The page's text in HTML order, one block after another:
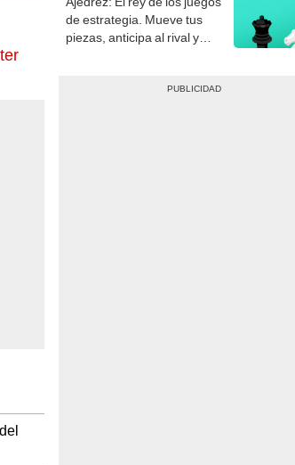
de estrategia. Mueve tus
piezas, anticipa al rival y